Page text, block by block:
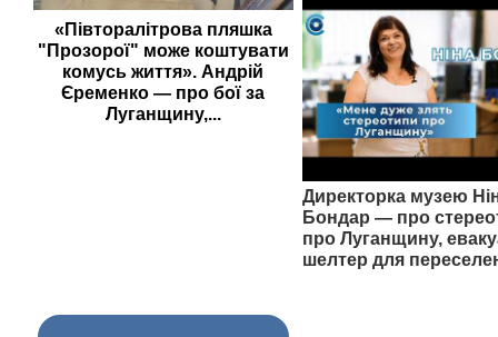
«Півторалітрова пляшка
"Прозорої" може коштувати
комусь життя». Андрій
Єременко — про бої за
Луганщину,...
Директорка музею
Бондар — про
про Луганщину,
шелтер для